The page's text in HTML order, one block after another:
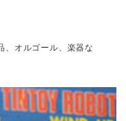
、オルゴール、楽器な